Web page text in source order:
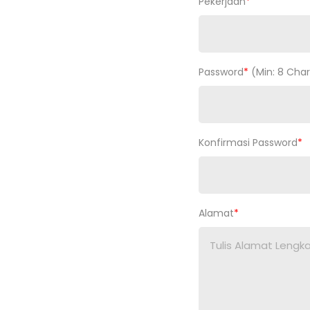
Password* (Min: 8
Konfirmasi Password*
Alamat*